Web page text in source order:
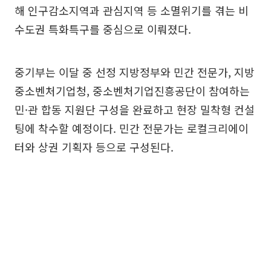
해 인구감소지역과 관심지역 등 소멸위기를 겪는 비
수도권 특화특구를 중심으로 이뤄졌다.
중기부는 이달 중 선정 지방정부와 민간 전문가, 지방
중소벤처기업청, 중소벤처기업진흥공단이 참여하는
민·관 합동 지원단 구성을 완료하고 현장 밀착형 컨설
팅에 착수할 예정이다. 민간 전문가는 로컬크리에이
터와 상권 기획자 등으로 구성된다.